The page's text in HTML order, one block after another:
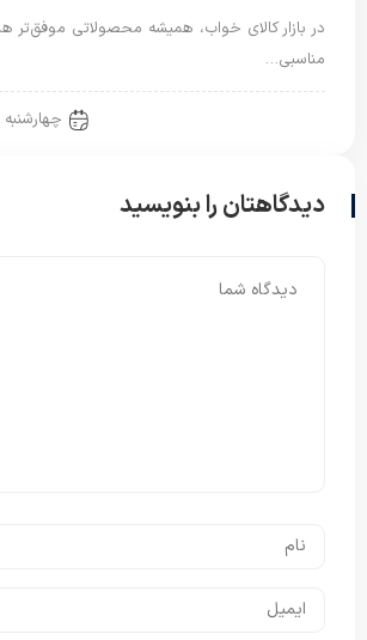
در بازار کالای خواب، همیشه محصولاتی
مناسبی…
چهارشنبه , 15 جولای
دیدگاهتان را بنویسید